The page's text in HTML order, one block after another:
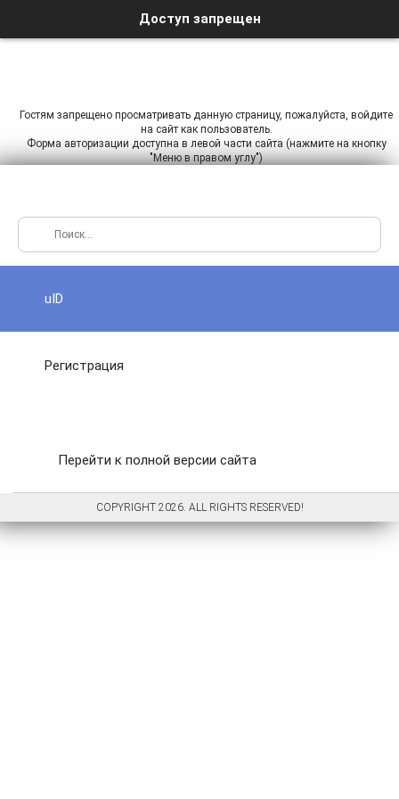
Доступ запрещен
Гостям запрещено просматривать данную страницу, пожалуйста, войдите
на сайт как пользователь.
Форма авторизации доступна в левой части сайта (нажмите на кнопку
"Меню в правом углу")
uID
Регистрация
Перейти к полной версии сайта
COPYRIGHT 2026. ALL RIGHTS RESERVED!